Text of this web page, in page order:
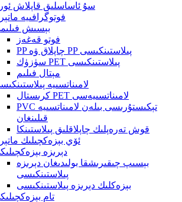
سۇ ئاساسلىق قاپلاش
فوتوگرافىيە
بېسىش
فوتو قەغەز
PP چاپلاق ۋە PP پىلاستىنكىسى
سۈزۈك PET پىلاستىنكىسى
مېتال فىلىم
لامىناتسىيە
كرىستال PET لامىناتسىيەسى
PVC تېكىستۇرىسى بىلەن لامىناتسىيە
قىلىنغان
قوش تەرەپلىك چاپلاقلىق پىلاستىنكا
ئۆي بېزەكچىلىك
دېرىزە
بېسىپ چىقىرىشقا بولىدىغان دېرىزە
پىلاستىنكىسى
بېزەكلىك دېرىزە پىلاستىنكىسى
تام